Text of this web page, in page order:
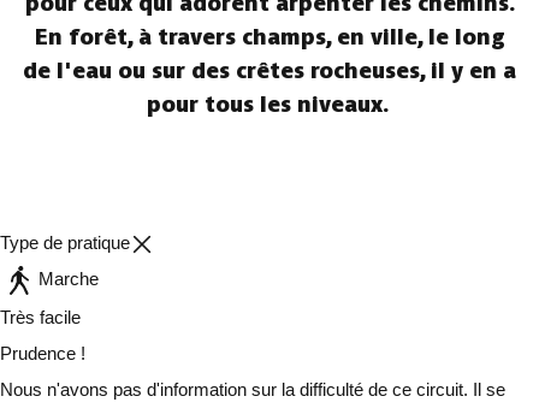
En forêt, à travers champs, en ville, le long
de l'eau ou sur des crêtes rocheuses, il y en a
pour tous les niveaux.
Type de pratique
Marche
Très facile
Prudence !
Nous n'avons pas d'information sur la difficulté de ce circuit. Il se